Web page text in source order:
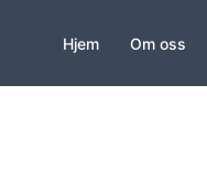
Hjem Om oss